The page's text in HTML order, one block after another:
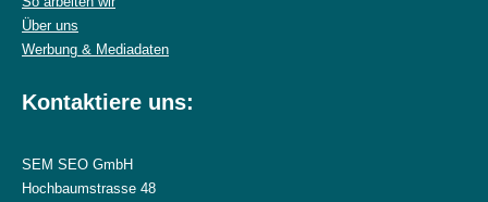
Über uns
Werbung & Mediadaten
Kontaktiere uns:
SEM SEO GmbH
Hochbaumstrasse 48